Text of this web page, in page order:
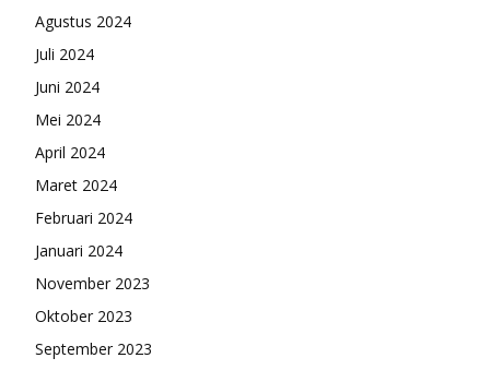
Agustus 2024
Juli 2024
Juni 2024
Mei 2024
April 2024
Maret 2024
Februari 2024
Januari 2024
November 2023
Oktober 2023
September 2023